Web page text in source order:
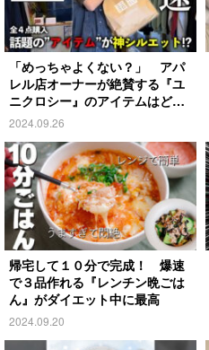
「めっちゃよくない？」 アパ
レル店オーナーが絶賛する『ユ
ニクロシー』のアイテムはど
れ？
2024.09.26
帰宅して１０分で完成！ 爆速
で３品作れる『レンチン晩ごは
ん』がダイエット中に最高
2024.09.20